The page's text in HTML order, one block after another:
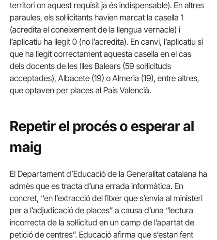
territori on aquest requisit ja és indispensable). En altres
paraules, els sol·licitants havien marcat la casella 1
(acredita el coneixement de la llengua vernacle) i
l’aplicatiu ha llegit 0 (no l’acredita). En canvi, l’aplicatiu sí
que ha llegit correctament aquesta casella en el cas
dels docents de les Illes Balears (59 sol·licituds
acceptades), Albacete (19) o Almeria (19), entre altres,
que optaven per places al País Valencià.
Repetir el procés o esperar al
maig
El Departament d’Educació de la Generalitat catalana ha
admès que es tracta d’una errada informàtica. En
concret, “en l’extracció del fitxer que s’envia al ministeri
per a l’adjudicació de places” a causa d’una “lectura
incorrecta de la sol·licitud en un camp de l’apartat de
petició de centres”. Educació afirma que s’estan fent